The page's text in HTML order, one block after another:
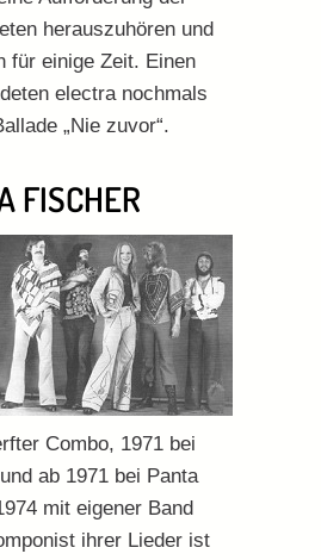
herauszuhören und
für einige Zeit. Einen
electra nochmals
„Nie zuvor“.
FISCHER
Combo, 1971 bei
ab 1971 bei Panta
mit eigener Band
ihrer Lieder ist